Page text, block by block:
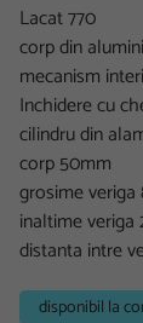
Lacat 770
corp din
mecanism
Inchidere cu
cilindru din
corp 50mm
grosime veriga
inaltime veriga
distanta intre
disponibil la